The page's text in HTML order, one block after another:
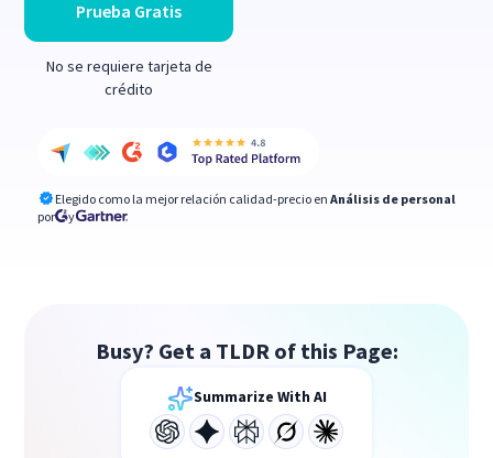
Prueba Gratis
No se requiere tarjeta de
crédito
Elegido como la mejor relación calidad-precio en Análisis de personal
por
y
Busy? Get a TLDR of this Page:
Summarize With AI